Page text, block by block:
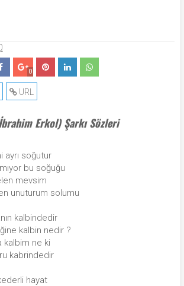
0
URL
Erkol) Şarkı Sözleri
ayrı soğutur
bu soğuğu
mevsim
unuturum solumu
kalbindedir
kalbin nedir ?
kalbim ne ki
kabrindedir
hayat